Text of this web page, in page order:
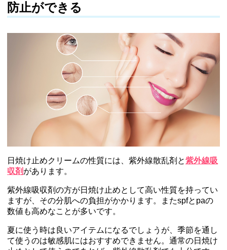
防止ができる
日焼け止めクリームの性質には、紫外線散乱剤と紫外線吸
収剤 があります。
紫外線吸収剤の方が日焼け止めとして高い性質を持ってい
ますが、その分肌への負担がかかります。またspfとpaの
数値も高めなことが多いです。
夏に使う時は良いアイテムになるでしょうが、季節を通し
て使うのは敏感肌にはおすすめできません。通常の日焼け